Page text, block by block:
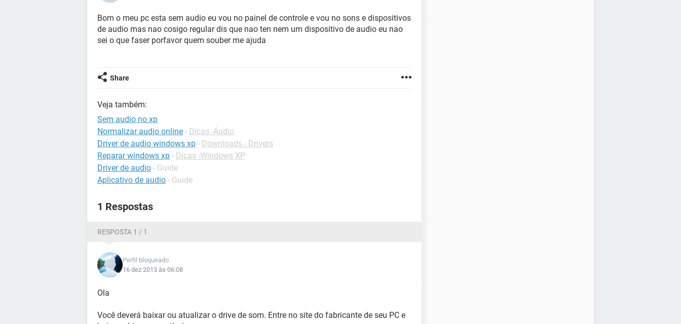
Bom o meu pc esta sem audio eu vou no painel de controle e vou no sons e dispositivos
de audio mas nao cosigo regular dis que nao ten nem um dispositivo de audio eu nao
sei o que faser porfavor quem souber me ajuda
Share
Veja também:
Sem audio no xp
Normalizar audio online - Dicas -Áudio
Driver de audio windows xp - Downloads - Drivers
Reparar windows xp - Dicas -Windows XP
Driver de audio - Guide
Aplicativo de audio - Guide
1 Respostas
RESPOSTA 1 / 1
Perfil bloqueado
16 dez 2013 às 06:08
Ola
Você deverá baixar ou atualizar o drive de som. Entre no site do fabricante de seu PC e